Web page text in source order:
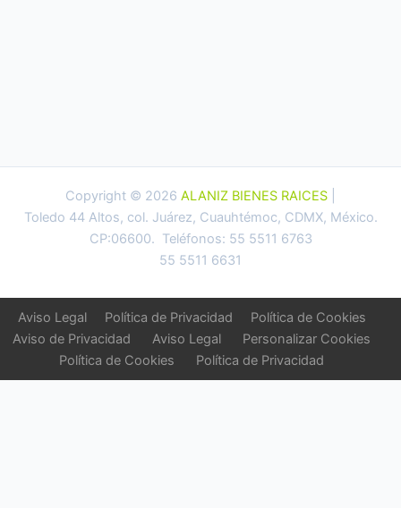
Copyright © 2026 ALANIZ BIENES RAICES
Toledo 44 Altos, col. Juárez, Cuauhtémoc, CDMX, México.
CP:06600. Teléfonos: 55 5511 6763
55 5511 6631
Aviso Legal Política de Privacidad
Política de Cookies
Aviso de Privacidad
Aviso Legal
Personalizar Cookies
Política de Cookies
Política de Privacidad